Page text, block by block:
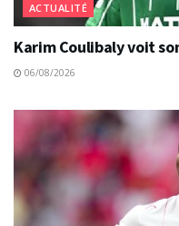
ACTUALITÉ
Karim Coulibaly voit
06/08/2026